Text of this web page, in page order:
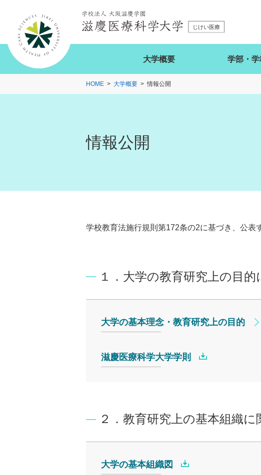
大学概要 学部・学
HOME 大学概要 情報公開
情報公開
学校教育法施行規則第172条の2に基づき、公表
１．大学の教育研究上の目的
大学の基本理念・教育研究上の目的
滋慶医療科学大学学則
２．教育研究上の基本組織に
大学の基本組織図